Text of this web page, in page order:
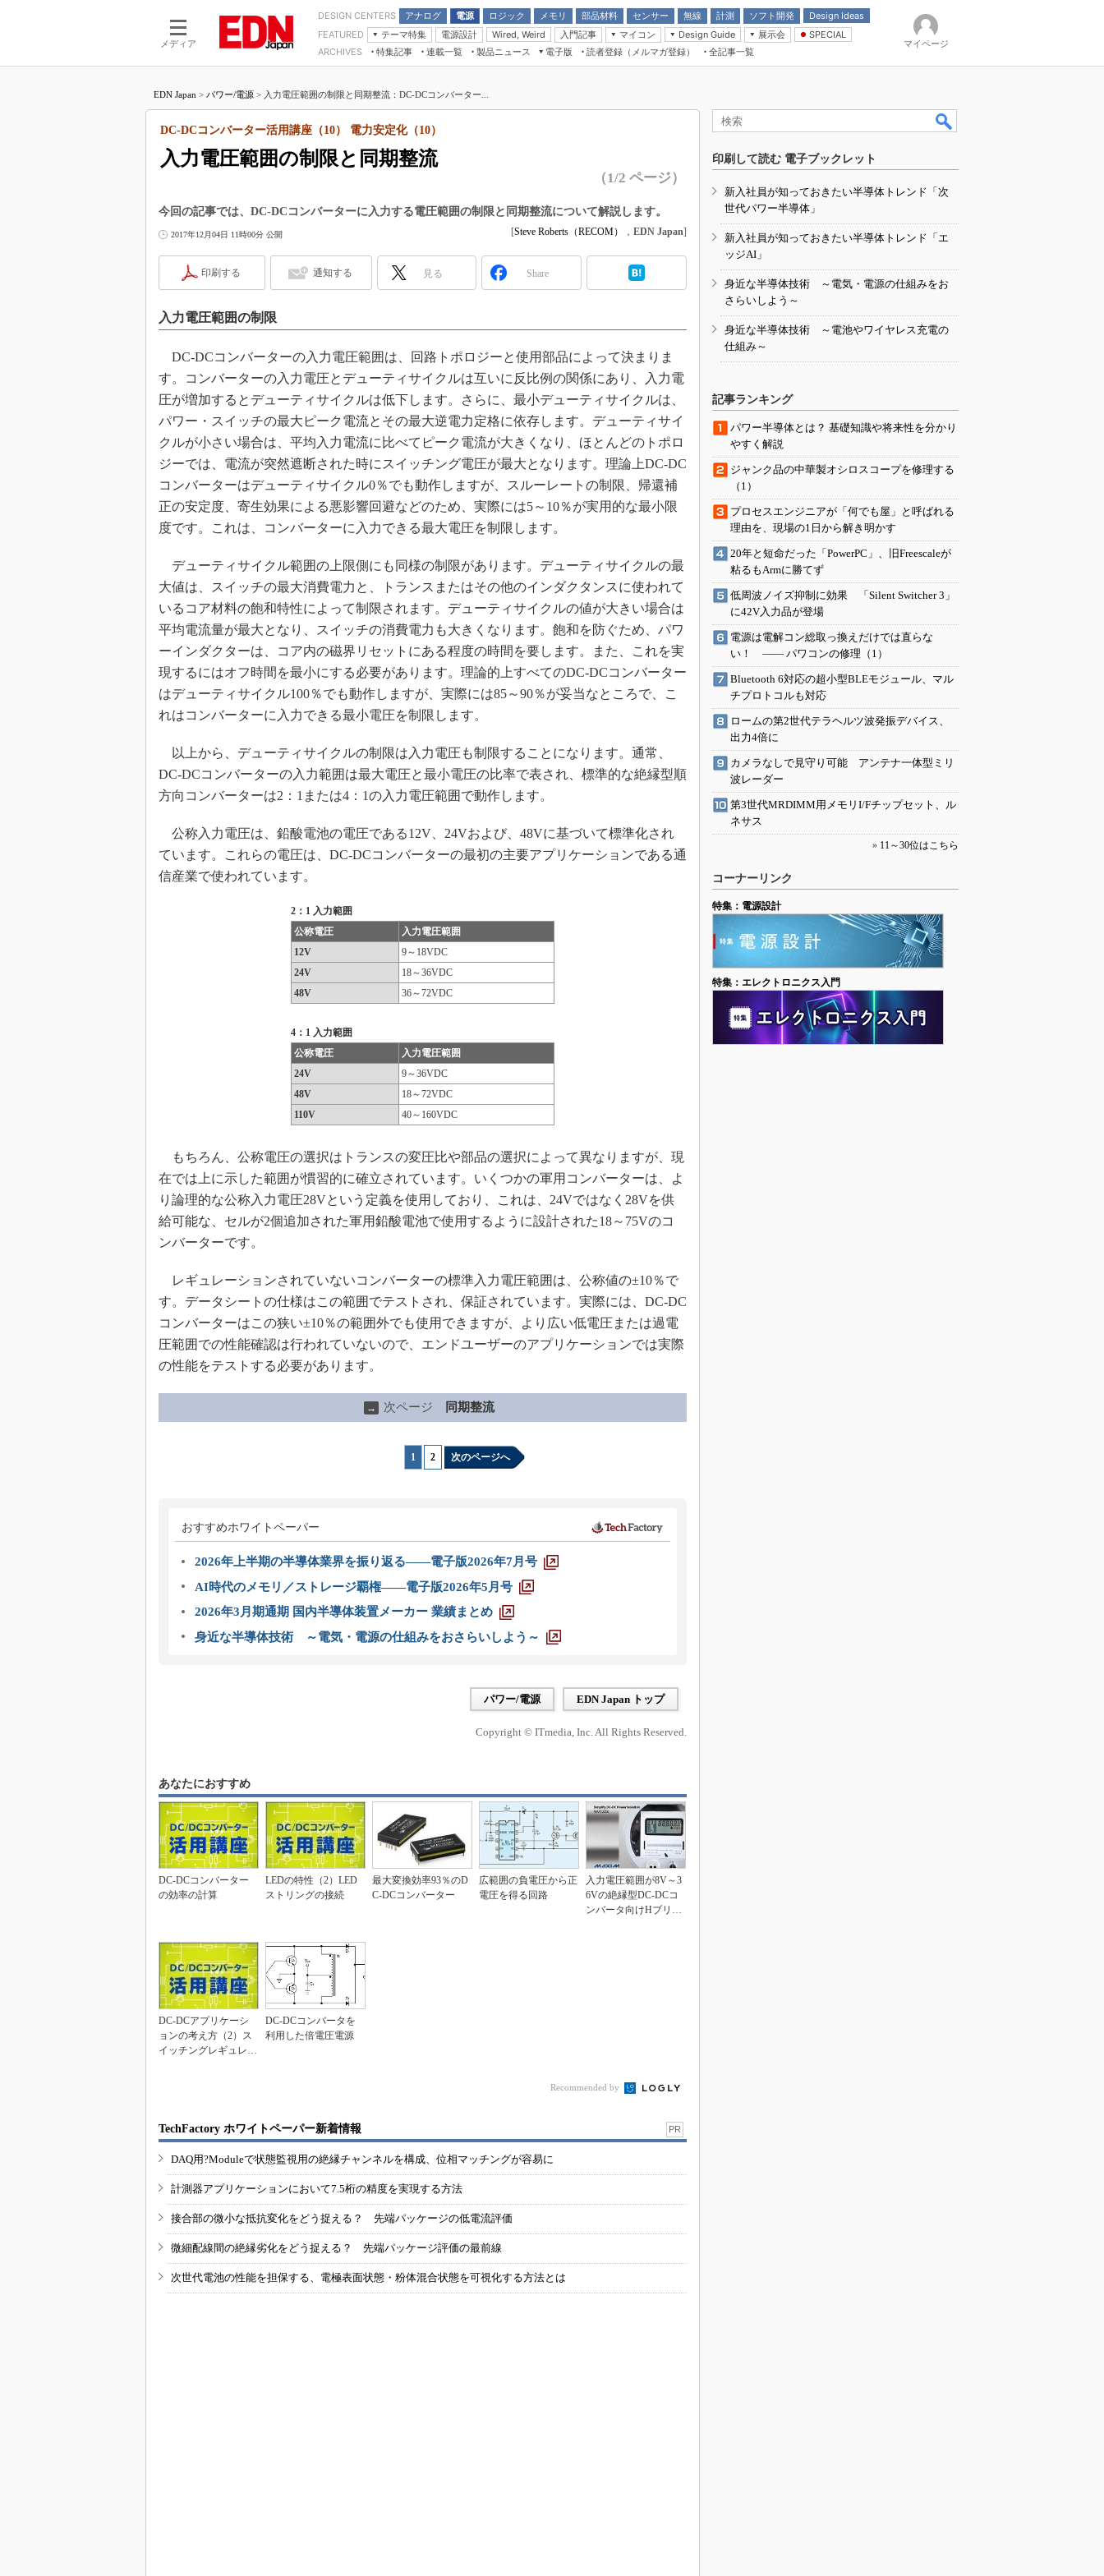
メディア
DESIGN CENTERS アナログ
電源
モーター
ロジック
LSI
メモリ
部品材料
受動部品
センサー 無線 計測 ソフト開発
Design Ideas
アナログ機能回路
計測とテスト
FEATURED
テーマ特集
つながるクルマ
エレクトロニクス入門
医療エレ（EE Times Japan）
製品解剖（EE Times Japan）
電源設計 Wired, Weird
入門記事
モーター入門
マイコン
マイコン講座
Design Guide
計測機器
展示会
CEATEC
組込み/エッジコンピューティング展
AUTOMOTIVE WORLD
SPECIAL
Microchip情報
ARCHIVES 特集記事
連載一覧
マイクロプロセッサ懐古録
中堅技術者に贈る電子部品“徹底”活
用講座
たった2つの式で始めるDC/DCコン
バーターの設計
Q&Aで学ぶマイコン講座
記録計／データロガーの基礎知識
アナログ設計のきほん／ADCとノイ
ズ編
めざせ高効率！ モーター駆動入門講
座
Bluetooth mesh入門
「SPICEの仕組みとその活用設計」
最新記事一覧
計測器メーカーから見た5G
USB Type-Cの登場で評価試験はど
う変わる？
編】
IoT時代の無線規格を知る【Z-Wave
編】
製品ニュース
電子版
電子ブックレット
読者登録（メルマガ登録） 全記事一覧
マイページ
EDN Japan > パワー/電源 > 入力電圧範囲の制限と同期整流：DC-DCコンバーター...
入力電圧範囲の制限と同期整流
DC-DCコンバーター活用講座（10） 電力安定化（10）
（1/2 ページ）
今回の記事では、DC-DCコンバーターに入力する電圧範囲の制限と同期整流について解説します。
2017年12月04日 11時00分 公開 [Steve Roberts（RECOM） ， EDN Japan]
印刷する 通知する 見る Share
入力電圧範囲の制限
DC-DCコンバーターの入力電圧範囲は、回路トポロジーと使用部品によって決まりま
す。コンバーターの入力電圧とデューティサイクルは互いに反比例の関係にあり、入力電
圧が増加するとデューティサイクルは低下します。さらに、最小デューティサイクルは、
パワー・スイッチの最大ピーク電流とその最大逆電力定格に依存します。デューティサイ
クルが小さい場合は、平均入力電流に比べてピーク電流が大きくなり、ほとんどのトポロ
ジーでは、電流が突然遮断された時にスイッチング電圧が最大となります。理論上DC-DC
コンバーターはデューティサイクル0％でも動作しますが、スルーレートの制限、帰還補
正の安定度、寄生効果による悪影響回避などのため、実際には5～10％が実用的な最小限
度です。これは、コンバーターに入力できる最大電圧を制限します。
デューティサイクル範囲の上限側にも同様の制限があります。デューティサイクルの最
大値は、スイッチの最大消費電力と、トランスまたはその他のインダクタンスに使われて
いるコア材料の飽和特性によって制限されます。デューティサイクルの値が大きい場合は
平均電流量が最大となり、スイッチの消費電力も大きくなります。飽和を防ぐため、パワ
ーインダクターは、コア内の磁界リセットにある程度の時間を要します。また、これを実
現するにはオフ時間を最小にする必要があります。理論的上すべてのDC-DCコンバーター
はデューティサイクル100％でも動作しますが、実際には85～90％が妥当なところで、こ
れはコンバーターに入力できる最小電圧を制限します。
以上から、デューティサイクルの制限は入力電圧も制限することになります。通常、
DC-DCコンバーターの入力範囲は最大電圧と最小電圧の比率で表され、標準的な絶縁型順
方向コンバーターは2：1または4：1の入力電圧範囲で動作します。
公称入力電圧は、鉛酸電池の電圧である12V、24Vおよび、48Vに基づいて標準化され
ています。これらの電圧は、DC-DCコンバーターの最初の主要アプリケーションである通
信産業で使われています。
2：1 入力範囲
公称電圧
入力電圧範囲
12V
9～18VDC
24V
18～36VDC
48V
36～72VDC
4：1 入力範囲
公称電圧
入力電圧範囲
24V
9～36VDC
48V
18～72VDC
110V
40～160VDC
もちろん、公称電圧の選択はトランスの変圧比や部品の選択によって異なりますが、現
在では上に示した範囲が慣習的に確立されています。いくつかの軍用コンバーターは、よ
り論理的な公称入力電圧28Vという定義を使用しており、これは、24Vではなく28Vを供
給可能な、セルが2個追加された軍用鉛酸電池で使用するように設計された18～75Vのコ
ンバーターです。
レギュレーションされていないコンバーターの標準入力電圧範囲は、公称値の±10％で
す。データシートの仕様はこの範囲でテストされ、保証されています。実際には、DC-DC
コンバーターはこの狭い±10％の範囲外でも使用できますが、より広い低電圧または過電
圧範囲での性能確認は行われていないので、エンドユーザーのアプリケーションでは実際
の性能をテストする必要があります。
→ 次ページ 同期整流
1 2 次のページへ
おすすめホワイトペーパー
2026年上半期の半導体業界を振り返る――電子版2026年7月号
AI時代のメモリ／ストレージ覇権――電子版2026年5月号
2026年3月期通期 国内半導体装置メーカー 業績まとめ
身近な半導体技術 ～電気・電源の仕組みをおさらいしよう～
パワー/電源 EDN Japan トップ
Copyright © ITmedia, Inc. All Rights Reserved.
あなたにおすすめ
DC-DCコンバーター
の効率の計算
LEDの特性（2）LED
ストリングの接続
最大変換効率93％のD
C-DCコンバーター
広範囲の負電圧から正
電圧を得る回路
入力電圧範囲が8V～3
6Vの絶縁型DC-DCコ
ンバータ向けHブリッ
DC-DCアプリケーシ
ョンの考え方（2）ス
イッチングレギュレー
DC-DCコンバータを
利用した倍電圧電源
Recommended by
TechFactory ホワイトペーパー新着情報 PR
DAQ用?Moduleで状態監視用の絶縁チャンネルを構成、位相マッチングが容易に
計測器アプリケーションにおいて7.5桁の精度を実現する方法
接合部の微小な抵抗変化をどう捉える？ 先端パッケージの低電流評価
微細配線間の絶縁劣化をどう捉える？ 先端パッケージ評価の最前線
次世代電池の性能を担保する、電極表面状態・粉体混合状態を可視化する方法とは
印刷して読む 電子ブックレット
新入社員が知っておきたい半導体トレンド「次
世代パワー半導体」
新入社員が知っておきたい半導体トレンド「エ
ッジAI」
身近な半導体技術 ～電気・電源の仕組みをお
さらいしよう～
身近な半導体技術 ～電池やワイヤレス充電の
仕組み～
記事ランキング
パワー半導体とは？ 基礎知識や将来性を分かり
やすく解説
ジャンク品の中華製オシロスコープを修理する
（1）
プロセスエンジニアが「何でも屋」と呼ばれる
理由を、現場の1日から解き明かす
20年と短命だった「PowerPC」、旧Freescaleが
粘るもArmに勝てず
低周波ノイズ抑制に効果 「Silent Switcher 3」
に42V入力品が登場
電源は電解コン総取っ換えだけでは直らな
い！ ―― パワコンの修理（1）
Bluetooth 6対応の超小型BLEモジュール、マル
チプロトコルも対応
ロームの第2世代テラヘルツ波発振デバイス、
出力4倍に
カメラなしで見守り可能 アンテナ一体型ミリ
波レーダー
第3世代MRDIMM用メモリI/Fチップセット、ル
ネサス
» 11～30位はこちら
コーナーリンク
特集：電源設計
特集：エレクトロニクス入門